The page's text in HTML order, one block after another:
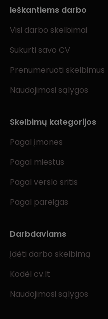
Ieškantiems darbo
Visi darbo skelbimai
Sukurti savo CV
Prenumeruoti skelbimus
Naudojimosi sąlygos
Skelbimų kategorijos
Pagal įmones
Pagal miestus
Pagal verslo sritis
Pagal pareigas
Darbdaviams
Įdėti darbo skelbimą
Kodėl cv.lt
Naudojimosi sąlygos